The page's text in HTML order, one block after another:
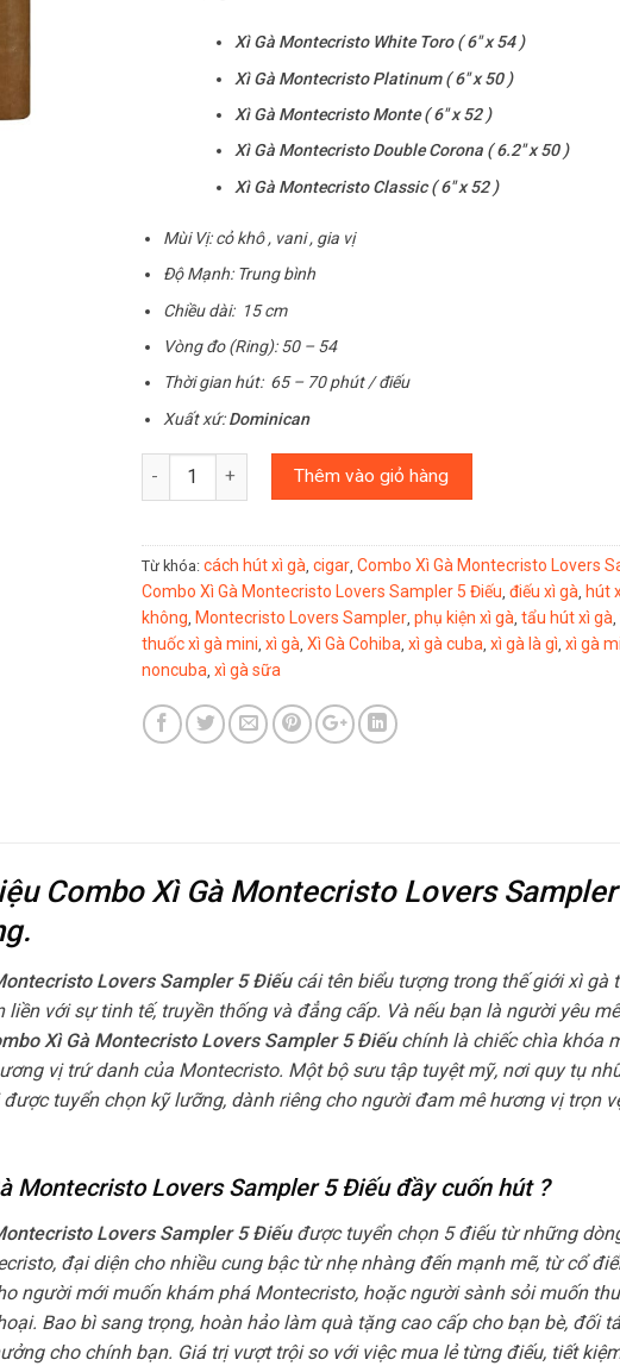
Xì Gà Montecristo White Toro ( 6″ x 54 )
Xì Gà Montecristo Platinum ( 6″ x 50 )
Xì Gà Montecristo Monte ( 6″ x 52 )
Xì Gà Montecristo Double Corona ( 6.2″ x 50 )
Xì Gà Montecristo Classic ( 6″ x 52 )
Mùi Vị: cỏ khô , vani , gia vị
Độ Mạnh: Trung bình
Chiều dài: 15 cm
Vòng đo (Ring): 50 – 54
Thời gian hút: 65 – 70 phút / điếu
Xuất xứ:Dominican
Số lượng Thêm vào giỏ hàng
Từ khóa: cách hút xì gà cigar, Combo Xì Gà Montecristo Lovers
Combo Xì Gà Montecristo Lovers Sampler 5 Điếu điếu xì gà hút
không Montecristo Lovers Sampler, phụ kiện xì gà tẩu hút xì gà
thuốc xì gà mini xì gà Xì Gà Cohiba xì gà cuba xì gà là gì xì gà
noncuba xì gà sữa
Combo Xì Gà Montecristo Lovers
Lovers Sampler 5 Điếu cái tên biểu tượng trong thế giới xì gà
liền với sự tinh tế, truyền thống và đẳng cấp. Và nếu bạn là người yêu
Xì Gà Montecristo Lovers Sampler 5 Điếuchính là chiếc chìa khóa
vị trứ danh của Montecristo. Một bộ sưu tập tuyệt mỹ, nơi quy tụ
tuyển chọn kỹ lưỡng, dành riêng cho người đam mê hương vị trọn
Montecristo Lovers Sampler 5 Điếu đầy cuốn hút ?
Lovers Sampler 5 Điếu được tuyển chọn 5 điếu từ những
đại diện cho nhiều cung bậc từ nhẹ nhàng đến mạnh mẽ, từ cổ
người mới muốn khám phá Montecristo, hoặc người sành sỏi muốn
Bao bì sang trọng, hoàn hảo làm quà tặng cao cấp cho bạn bè, đối
cho chính bạn. Giá trị vượt trội so với việc mua lẻ từng điếu, tiết